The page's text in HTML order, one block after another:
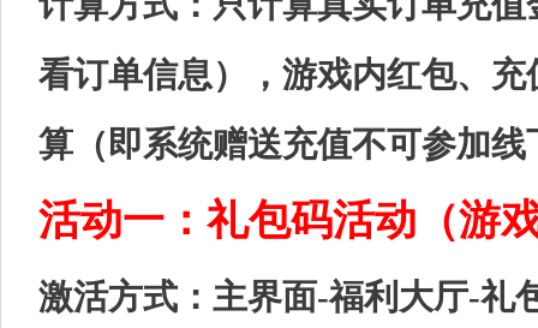
看订单信息），游戏内红包、
算（即系统赠送充值不可参加线
活动一：礼包码活动（游
激活方式：主界面-福利大厅-礼